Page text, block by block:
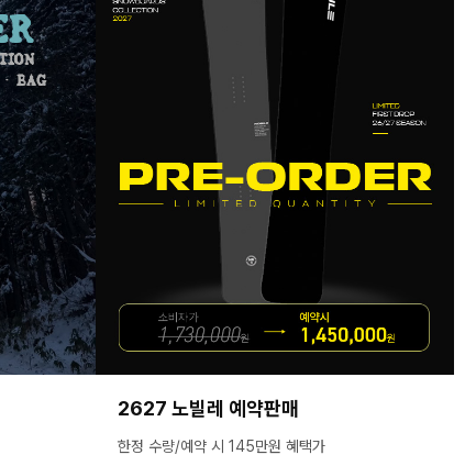
2627 노빌레 예약판매
한정 수량/예약 시 145만원 혜택가